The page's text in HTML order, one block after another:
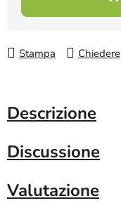
Stampa Chiedere
Descrizione
Discussione
Valutazione